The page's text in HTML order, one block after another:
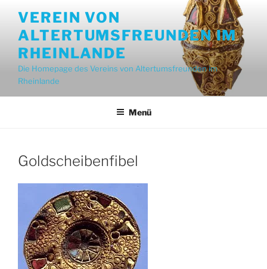
Inhalt
springen
VEREIN VON
ALTERTUMSFREUNDEN IM
RHEINLANDE
Die Homepage des Vereins von Altertumsfreunden im
Rheinlande
Menü
Goldscheibenfibel